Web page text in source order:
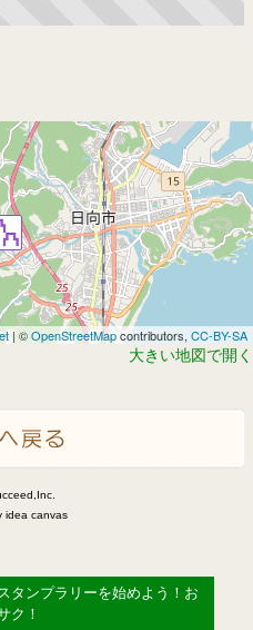
| ©OpenStreetMapcontributors, CC-BY-SA
大きい地図で開く
idea canvas
タンプラリーを始めよう！お
ク！